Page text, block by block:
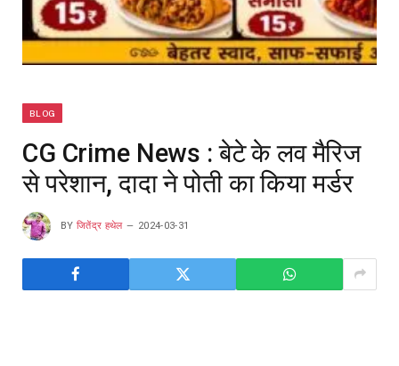
BLOG
CG Crime News : बेटे के लव मैरिज
से परेशान, दादा ने पोती का किया मर्डर
BY जितेंद्र हथेल 2024-03-31